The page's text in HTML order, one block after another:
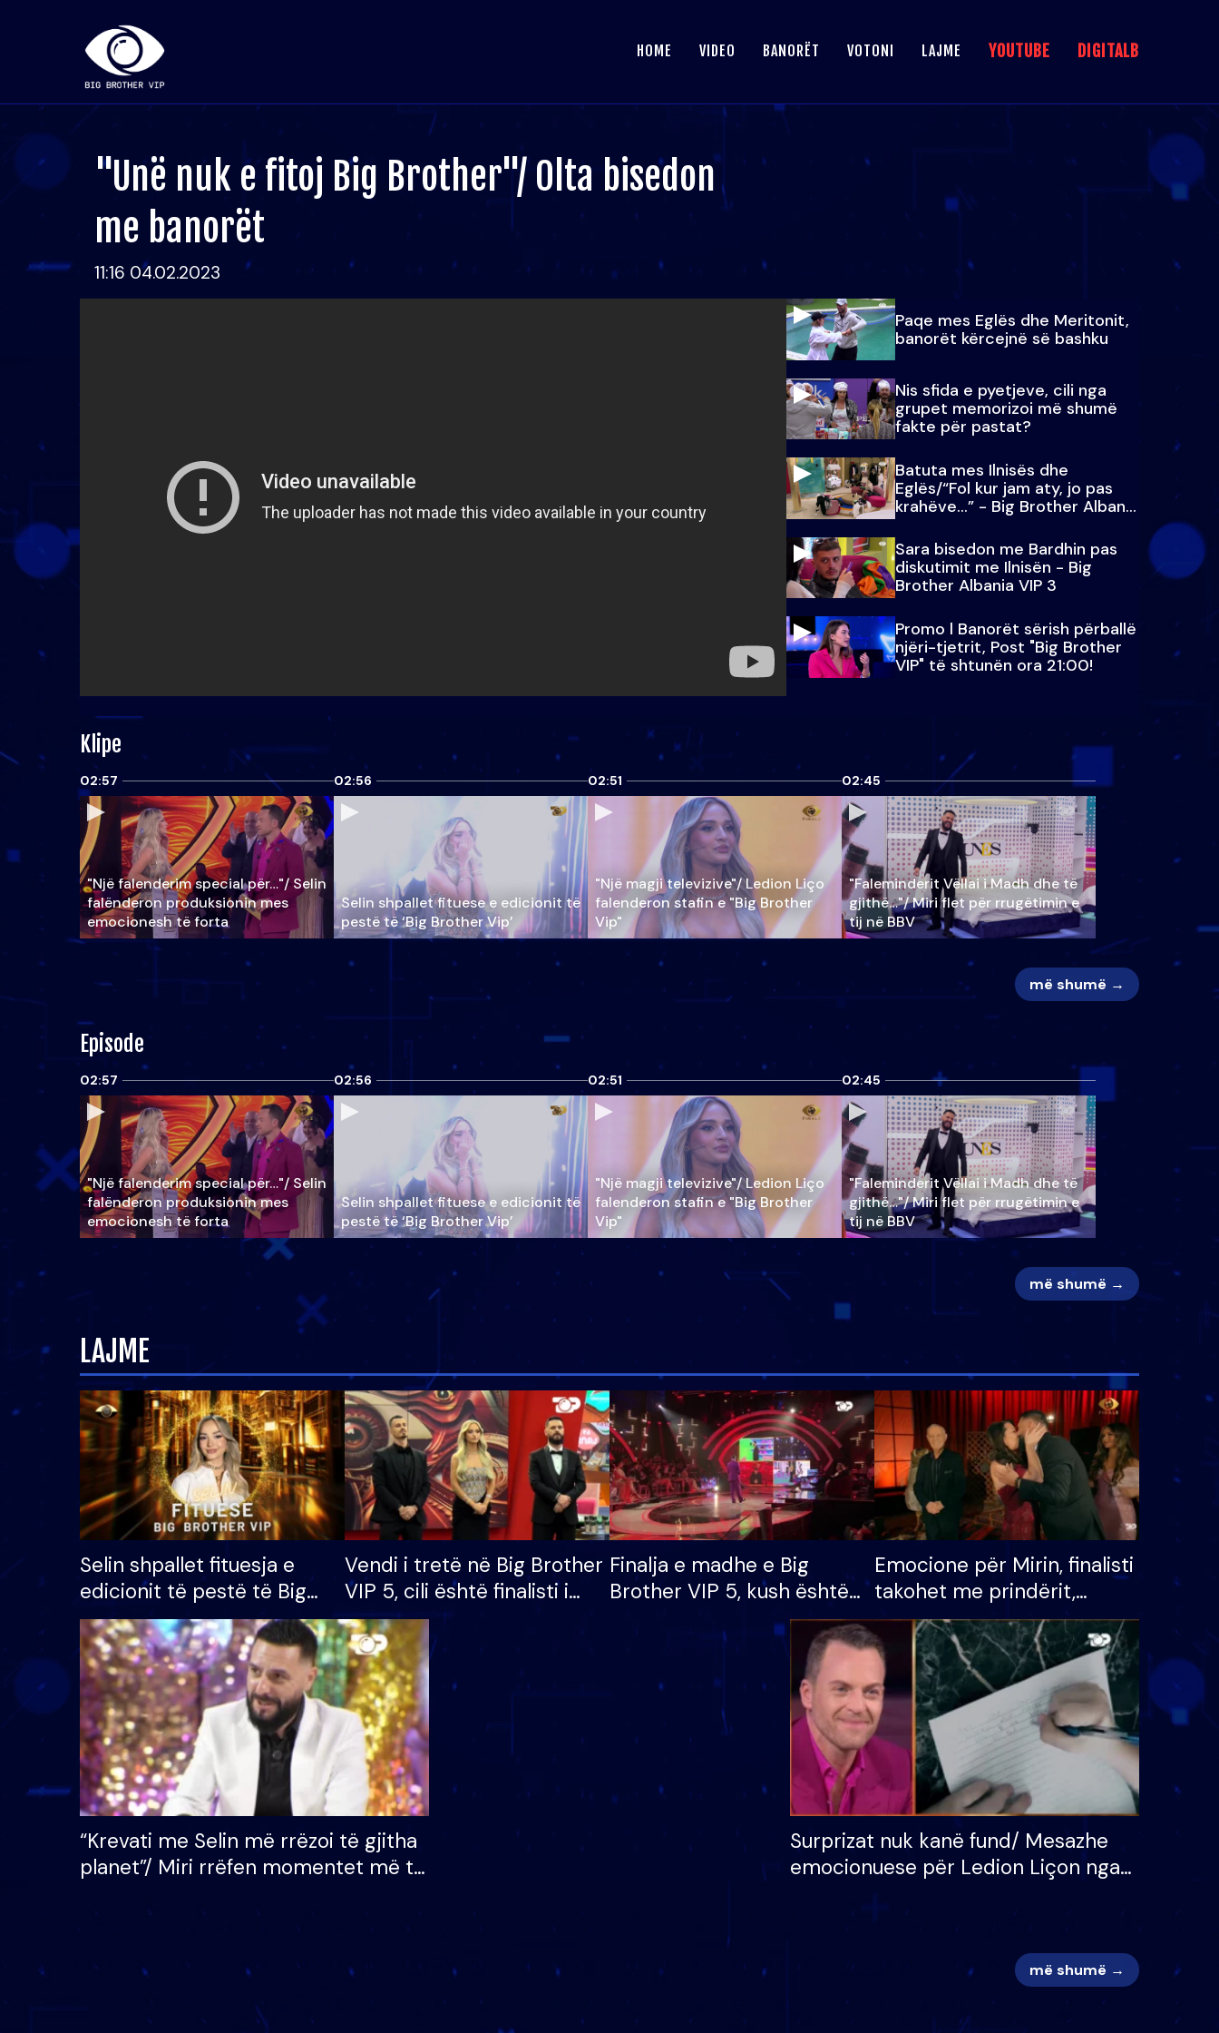
HOME VIDEO BANORËT VOTONI LAJME YOUTUBE DIGITALB
"Unë nuk e fitoj Big Brother"/ Olta bisedon
me banorët
11:16 04.02.2023
Paqe mes Eglës dhe Meritonit,
banorët kërcejnë së bashku
Nis sfida e pyetjeve, cili nga
grupet memorizoi më shumë
fakte për pastat?
Batuta mes Ilnisës dhe
Eglës/“Fol kur jam aty, jo pas
krahëve…” - Big Brother Albania
VIP 3
Sara bisedon me Bardhin pas
diskutimit me Ilnisën - Big
Brother Albania VIP 3
Promo l Banorët sërish përballë
njëri-tjetrit, Post "Big Brother
VIP" të shtunën ora 21:00!
Klipe
02:57
"Një falenderim special për…"/ Selin
falënderon produksionin mes
emocionesh të forta
02:56
Selin shpallet fituese e edicionit të
pestë të ‘Big Brother Vip’
02:51
"Një magji televizive"/ Ledion Liço
falenderon stafin e "Big Brother
Vip"
02:45
"Faleminderit Vëllai i Madh dhe të
gjithë…"/ Miri flet për rrugëtimin e
tij në BBV
më shumë →
Episode
02:57
"Një falenderim special për…"/ Selin
falënderon produksionin mes
emocionesh të forta
02:56
Selin shpallet fituese e edicionit të
pestë të ‘Big Brother Vip’
02:51
"Një magji televizive"/ Ledion Liço
falenderon stafin e "Big Brother
Vip"
02:45
"Faleminderit Vëllai i Madh dhe të
gjithë…"/ Miri flet për rrugëtimin e
tij në BBV
më shumë →
LAJME
Selin shpallet fituesja e
edicionit të pestë të Big
Brother VIP, rrëmben
çmimin e madh prej 100
mijë eurosh
Vendi i tretë në Big Brother
VIP 5, cili është finalisti i
radhës që lë shtëpinë
Finalja e madhe e Big
Brother VIP 5, kush është
banori i parë që lë shtëpinë
dhe humb mundësinë për
të fituar çmimin e madh
Emocione për Mirin, finalisti
takohet me prindërit,
vajzën dhe bashkëshorten:
S’kemi ndonjë letër divorci
apo jo?
“Krevati me Selin më rrëzoi të gjitha
planet”/ Miri rrëfen momentet më të
mungojë zilja e mëngjesit kur…
Surprizat nuk kanë fund/ Mesazhe
emocionuese për Ledion Liçon nga
më shumë →